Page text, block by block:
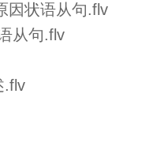
因状语从句.flv
从句.flv
.flv